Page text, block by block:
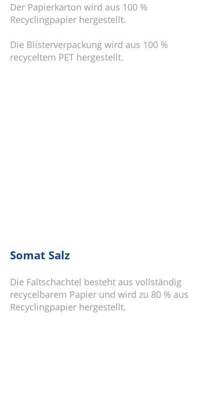
Der Papierkarton wird aus 100 %
Recyclingpapier hergestellt.
Die Blisterverpackung wird aus 100 %
recyceltem PET hergestellt.
Somat Salz
Die Faltschachtel besteht aus vollständig
recycelbarem Papier und wird zu 80 % aus
Recyclingpapier hergestellt.